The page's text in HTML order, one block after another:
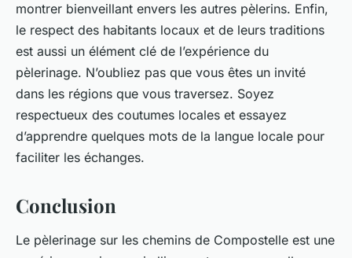
montrer bienveillant envers les autres pèlerins. Enfin,
le respect des habitants locaux et de leurs traditions
est aussi un élément clé de l’expérience du
pèlerinage. N’oubliez pas que vous êtes un invité
dans les régions que vous traversez. Soyez
respectueux des coutumes locales et essayez
d’apprendre quelques mots de la langue locale pour
faciliter les échanges.
Conclusion
Le pèlerinage sur les chemins de Compostelle est une